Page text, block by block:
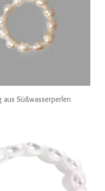
aus Süßwasserperlen